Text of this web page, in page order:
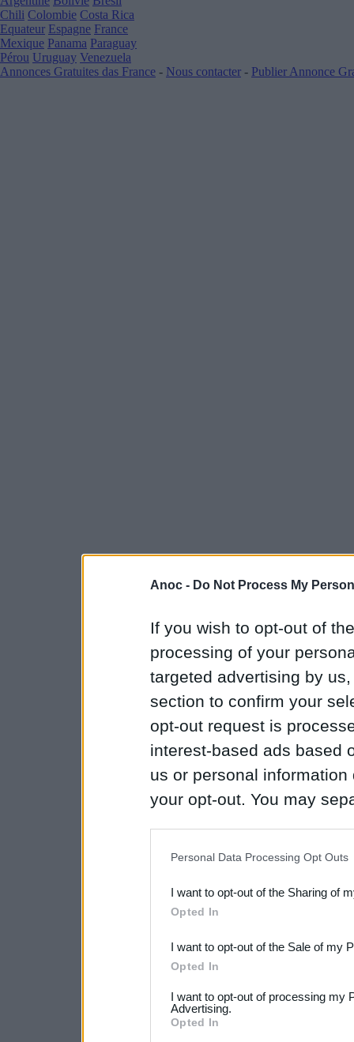
Anoc - Do Not Process My
If you wish to opt-out of
processing of your
targeted advertising by
section to confirm your
opt-out request is
interest-based ads based
us or personal
your opt-out. You may
Downstream Participants
third parties.
Personal Data Processing Opt Outs
I want to opt-out of the Sharing of
Opted In
I want to opt-out of the Sale of my
Opted In
I want to opt-out of processing my
Advertising.
Opted In
Chili Colombie Costa Rica
Equateur Espagne France
Mexique Panama Paraguay
Pérou Uruguay Venezuela
Annonces Gratuites das France - Nous contacter - Publier Annonce